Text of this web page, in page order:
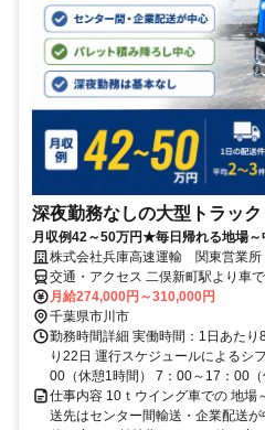
深夜勤務なしの大型トラッ
月収例42～50万円★毎日帰れる地場
株式会社兵庫高速運輸 関東営業所
交通・アクセス 二俣新町駅より車
月給274,000円～310,000円
千葉県市川市
勤務時間詳細 実働時間：1日あた
り22日 運行スケジュールによるシ
00（休憩1時間） 7：00～17：00（
仕事内容 10ｔウイング車での 地場
送先はセンター間輸送・企業配送